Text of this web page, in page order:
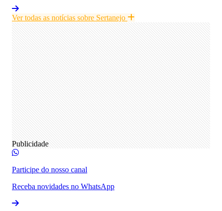
Ver todas as notícias sobre Sertanejo
Publicidade
Participe do nosso canal
Receba novidades no WhatsApp